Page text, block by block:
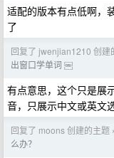
适配的版本有点低啊，
了
回复了 jwenjian1210 创建
出窗口学单词 ￼
有点意思，这个只是展
音，只展示中文或英文
回复了 moons 创建的主题 ›
么办？